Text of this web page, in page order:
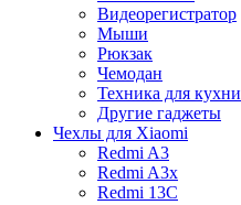
Видеорегистратор
Мыши
Рюкзак
Чемодан
Техника для кухни
Другие гаджеты
Чехлы для Xiaomi
Redmi A3
Redmi A3x
Redmi 13C